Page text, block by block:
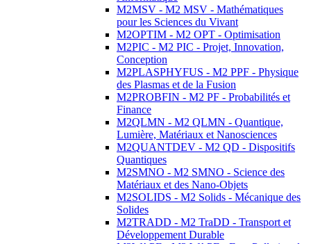
M2MSV - M2 MSV - Mathématiques
pour les Sciences du Vivant
M2OPTIM - M2 OPT - Optimisation
M2PIC - M2 PIC - Projet, Innovation,
Conception
M2PLASPHYFUS - M2 PPF - Physique
des Plasmas et de la Fusion
M2PROBFIN - M2 PF - Probabilités et
Finance
M2QLMN - M2 QLMN - Quantique,
Lumière, Matériaux et Nanosciences
M2QUANTDEV - M2 QD - Dispositifs
Quantiques
M2SMNO - M2 SMNO - Science des
Matériaux et des Nano-Objets
M2SOLIDS - M2 Solids - Mécanique des
Solides
M2TRADD - M2 TraDD - Transport et
Développement Durable